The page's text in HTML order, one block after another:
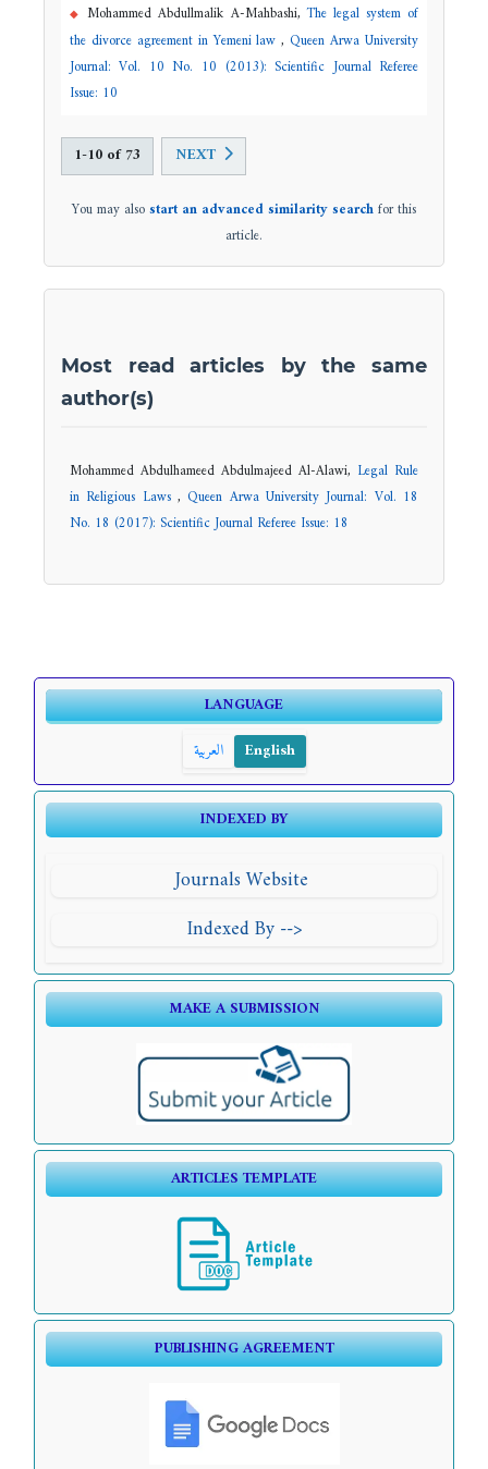
Mohammed Abdullmalik A-Mahbashi,The legal system of
the divorce agreement in Yemeni law,Queen Arwa University
Journal: Vol. 10 No. 10 (2013): Scientific Journal Referee
Issue: 10
1-10 of 73 NEXT
You may alsostart an advanced similarity searchfor this
article.
Most read articles by the same
author(s)
Mohammed Abdulhameed Abdulmajeed Al-Alawi, Legal Rule
in Religious Laws ,Queen Arwa University Journal: Vol. 18
No. 18 (2017): Scientific Journal Referee Issue: 18
LANGUAGE
العربية
English
INDEXED BY
Journals Website
Indexed By -->
MAKE A SUBMISSION
ARTICLES TEMPLATE
PUBLISHING AGREEMENT